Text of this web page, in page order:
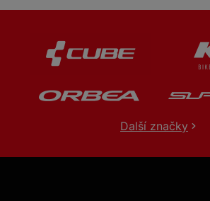
Další značky